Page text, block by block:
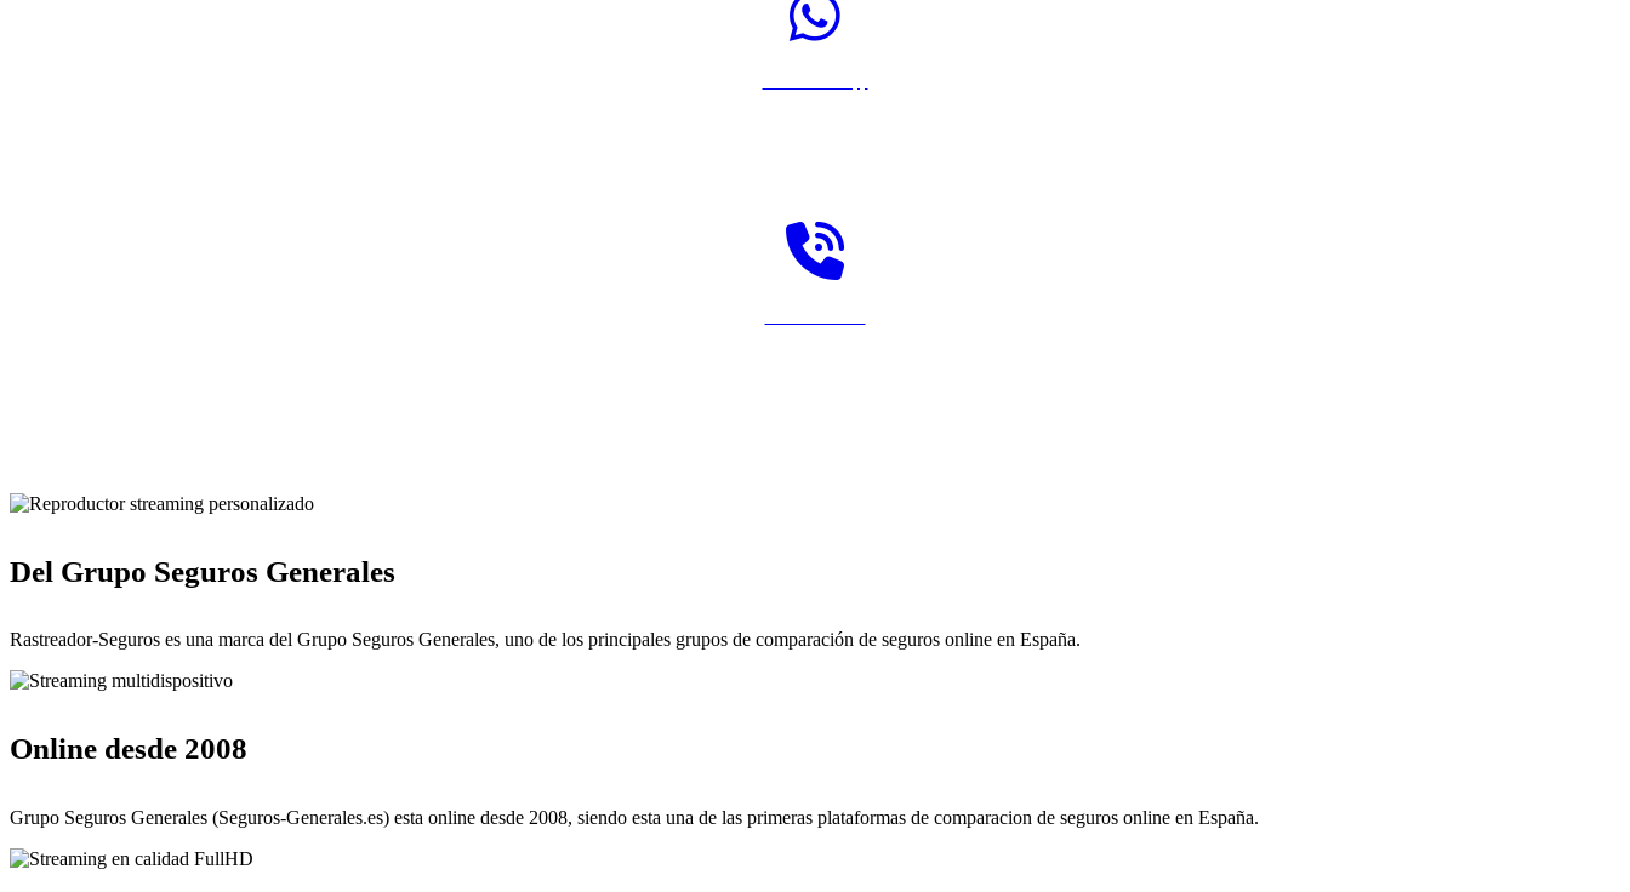
Del Grupo Seguros Generales
Rastreador-Seguros es una marca del Grupo Seguros Generales, uno de los principales grupos de comparación de seguros online en España.
Online desde 2008
Grupo Seguros Generales (Seguros-Generales.es) esta online desde 2008, siendo esta una de las primeras plataformas de comparacion de seguros online en España.